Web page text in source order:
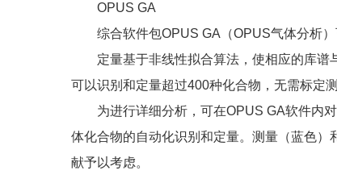
OPUS GA
综合软件包OPUS GA（OPUS气体分析）
定量基于非线性拟合算法，使相应的库谱
可以识别和定量超过400种化合物，无需标定
为进行详细分析，可在OPUS GA软件内对
体化合物的自动化识别和定量。测量（蓝色
献予以考虑。